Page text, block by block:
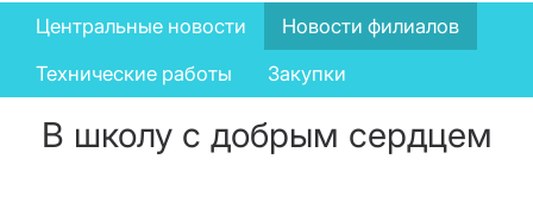
News
menu
Центральные новости
Новости филиалов
Технические работы
Закупки
В школу с добрым сердцем